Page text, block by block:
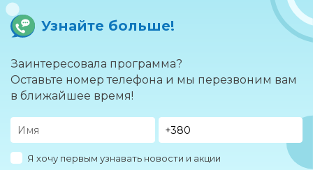
Узнайте больше!
Заинтересовала программа?
Оставьте номер телефона и мы перезвоним вам
в ближайшее время!
Я хочу первым узнавать новости и акции